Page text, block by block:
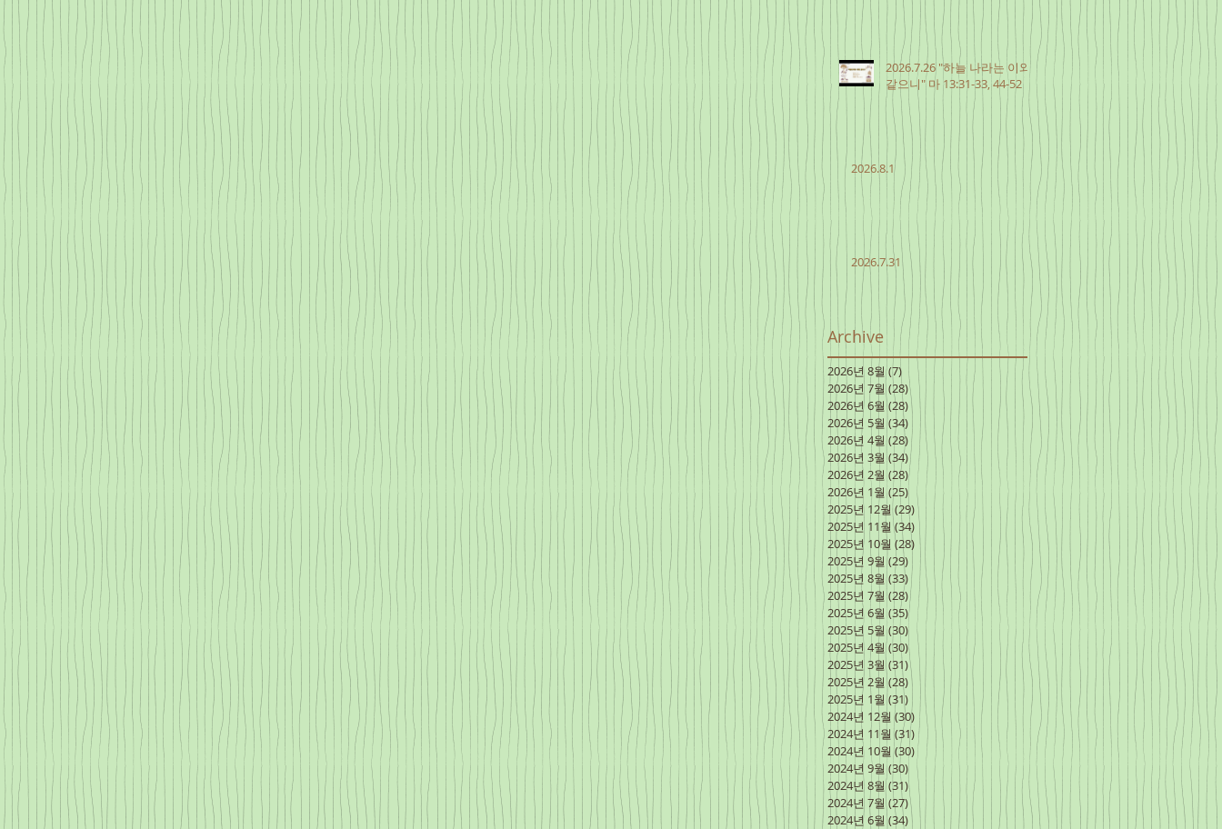
2026.7.26 "하늘 나라는 이와
같으니" 마 13:31-33, 44-52
2026.8.1
2026.7.31
Archive
2026년 8월 (7) 게시물 7개
2026년 7월 (28)게시물 28개
2026년 6월 (28)게시물 28개
2026년 5월 (34) 게시물 34개
2026년 4월 (28)게시물 28개
2026년 3월 (34)게시물 34개
2026년 2월 (28)게시물 28개
2026년 1월 (25) 게시물 25개
2025년 12월 (29)게시물 29개
2025년 11월 (34)
2025년 10월 (28) 게시물 28개
2025년 9월 (29) 게시물 29개
2025년 8월 (33)게시물 33개
2025년 7월 (28) 게시물 28개
2025년 6월 (35)게시물 35개
2025년 5월 (30) 게시물 30개
2025년 4월 (30)게시물 30개
2025년 3월 (31)게시물 31개
2025년 2월 (28)게시물 28개
2025년 1월 (31) 게시물 31개
2024년 12월 (30) 게시물 30개
2024년 11월 (31) 게시물 31개
2024년 10월 (30) 게시물 30개
2024년 9월 (30) 게시물 30개
2024년 8월 (31)게시물 31개
2024년 7월 (27)게시물 27개
2024년 6월 (34)게시물 34개